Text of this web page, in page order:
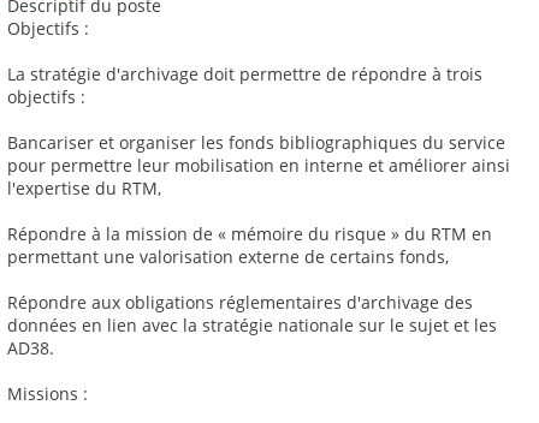
Descriptif du poste
Objectifs :
La stratégie d'archivage doit permettre de répondre à trois
objectifs :
Bancariser et organiser les fonds bibliographiques du service
pour permettre leur mobilisation en interne et améliorer ainsi
l'expertise du RTM,
Répondre à la mission de « mémoire du risque » du RTM en
permettant une valorisation externe de certains fonds,
Répondre aux obligations réglementaires d'archivage des
données en lien avec la stratégie nationale sur le sujet et les
AD38.
Missions :